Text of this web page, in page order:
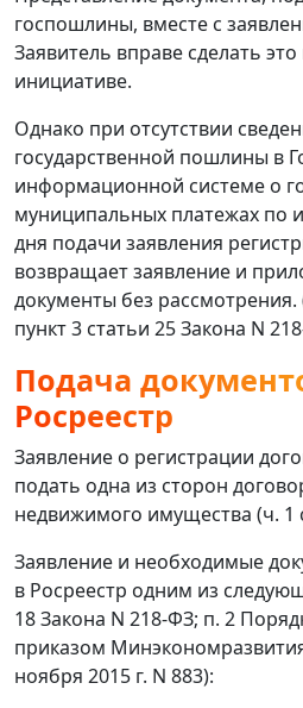
госпошлины, вместе с
Заявитель вправе сделать
инициативе.
Однако при отсутствии
государственной пошлины в
информационной системе о
муниципальных платежах по
дня подачи заявления
возвращает заявление и
документы без рассмотрения.
пункт 3 статьи 25 Закона N
Подача
Росреестр
Заявление о регистрации
подать одна из сторон
недвижимого имущества (ч. 1
Заявление и необходимые
в Росреестр одним из
18 Закона N 218-ФЗ; п. 2
приказом
ноября 2015 г. N 883):